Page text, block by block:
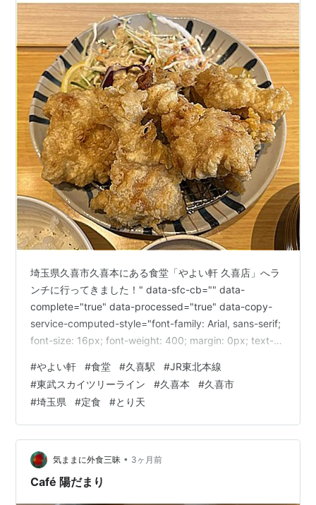
埼玉県久喜市久喜本にある食堂「やよい軒 久喜店」へラ
ンチに行ってきました！" data-sfc-cb="" data-
complete="true" data-processed="true" data-copy-
service-computed-style="font-family: Arial, sans-serif;
font-size: 16px; font-weight: 400; margin: 0px; text-
/>最寄駅はJR宇都宮線・東武伊勢崎線の「久喜駅」です
が、…
#やよい軒 #食堂 #久喜駅 #JR東北本線
#東武スカイツリーライン #久喜本 #久喜市
#埼玉県 #定食 #とり天
気ままに外食三昧 • 3ヶ月前
Café 陽だまり